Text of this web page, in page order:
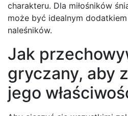
charakteru. Dla miłośników
może być idealnym
naleśników.
Jak
gryczany, aby
jego